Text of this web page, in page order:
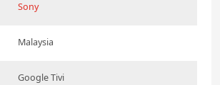
Sony
Malaysia
Google Tivi